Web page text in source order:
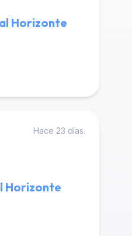
Horizonte
Hace 23 días.
Horizonte